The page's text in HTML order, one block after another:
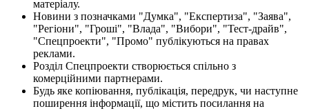
матеріалу.
Новини з позначками "Думка", "Експертиза", "Заява",
"Регіони", "Гроші", "Влада", "Вибори", "Тест-драйв",
"Спецпроекти", "Промо" публікуються на правах
реклами.
Розділ Спецпроекти створюється спільно з
комерційними партнерами.
Будь яке копіювання, публікація, передрук, чи наступне
поширення інформації, що містить посилання на